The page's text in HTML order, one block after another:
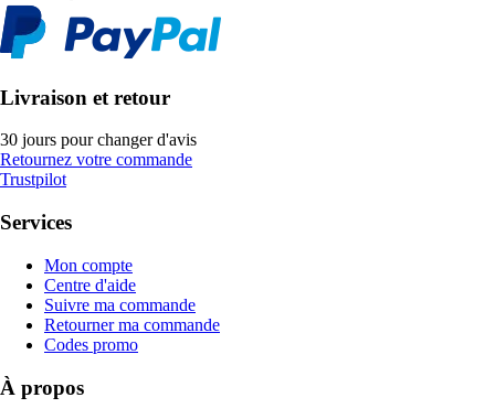
Livraison et retour
30 jours pour changer d'avis
Retournez votre commande
Trustpilot
Services
Mon compte
Centre d'aide
Suivre ma commande
Retourner ma commande
Codes promo
À propos